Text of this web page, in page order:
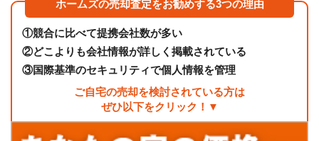
ホームズの売却査定をお勧めする3つの理由
①競合に比べて提携会社数が多い
②どこよりも会社情報が詳しく掲載されている
③国際基準のセキュリティで個人情報を管理
ご自宅の売却を検討されている方は
ぜひ以下をクリック！▼